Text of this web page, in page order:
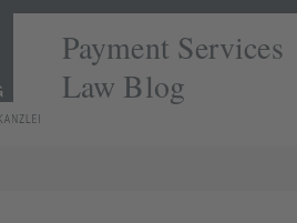
Payment Services
Law Blog